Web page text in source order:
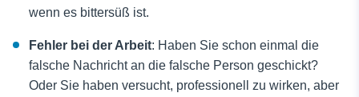
wenn es bittersüß ist.
Fehler bei der Arbeit: Haben Sie schon einmal die
falsche Nachricht an die falsche Person geschickt?
Oder Sie haben versucht, professionell zu wirken, aber